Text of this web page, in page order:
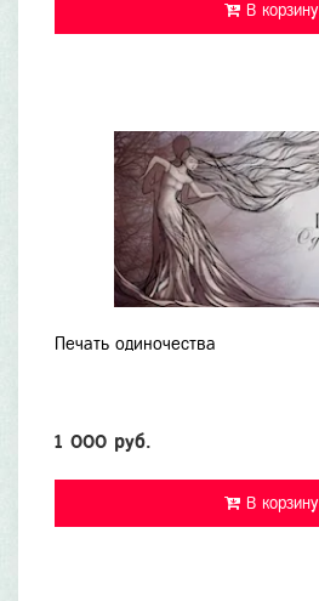
В корзину
Печать одиночества
1 000 руб.
В корзину